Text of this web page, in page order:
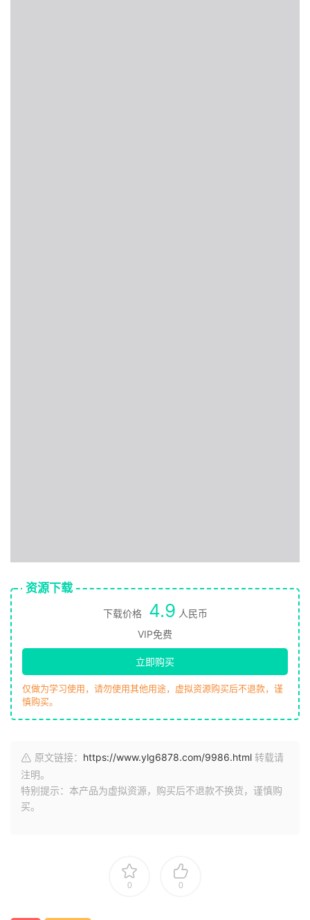
资源下载
下载价格 4.9 人民币
VIP免费
立即购买
仅做为学习使用，请勿使用其他用途，虚拟资源购买后不退款，谨
慎购买。
原文链接： https://www.ylg6878.com/9986.html 转载请
注明。
特别提示：本产品为虚拟资源，购买后不退款不换货，谨慎购
买。
0 0